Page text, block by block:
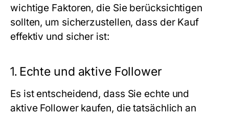
wichtige Faktoren, die Sie berücksichtigen
sollten, um sicherzustellen, dass der Kauf
effektiv und sicher ist:
1. Echte und aktive Follower
Es ist entscheidend, dass Sie echte und
aktive Follower kaufen, die tatsächlich an